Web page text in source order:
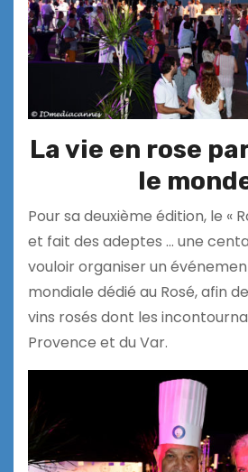
La vie en rose
le
Pour sa deuxième édition, le «
et fait des adeptes … une
vouloir organiser un
mondiale dédié au Rosé, afin
vins rosés dont les
Provence et du Var.